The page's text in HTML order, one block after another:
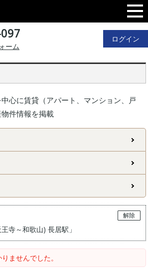
ーム
ログイン
心に賃貸（アパート、マンション、戸
件情報を掲載
解除
寺～和歌山) 長居駅 」
ませんでした。